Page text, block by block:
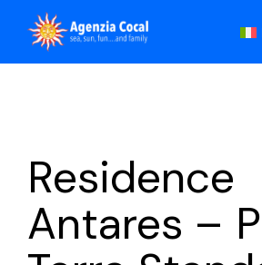
content
Residence
Antares –